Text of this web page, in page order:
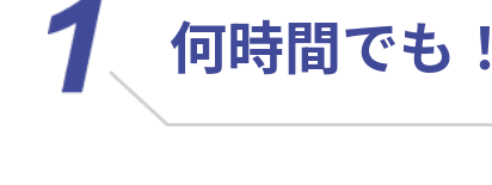
何時間でも！